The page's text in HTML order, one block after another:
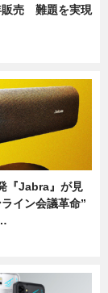
販売 難題を実現
『Jabra』が見
イン会議革命”